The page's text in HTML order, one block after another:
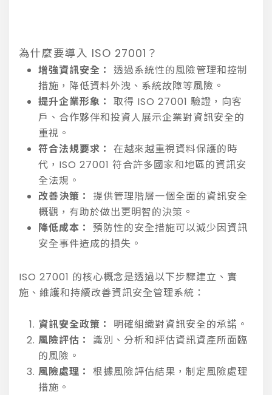
為什麼要導入 ISO 27001？
增強資訊安全： 透過系統性的風險管理和控制
措施，降低資料外洩、系統故障等風險。
提升企業形象： 取得 ISO 27001 驗證，向客
戶、合作夥伴和投資人展示企業對資訊安全的
重視。
符合法規要求： 在越來越重視資料保護的時
代，ISO 27001 符合許多國家和地區的資訊安
全法規。
改善決策：
提供管理階層一個全面的資訊安全
概觀，有助於做出更明智的決策。
降低成本： 預防性的安全措施可以減少因資訊
安全事件造成的損失。
ISO 27001 的核心概念是透過以下步驟建立、實
施、維護和持續改善資訊安全管理系統：
資訊安全政策：
明確組織對資訊安全的承諾。
風險評估：
識別、分析和評估資訊資產所面臨
的風險。
風險處理： 根據風險評估結果，制定風險處理
措施。